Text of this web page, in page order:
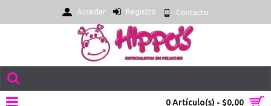
Acceder Registro Contacto
0 Artículo(s) - $0,00